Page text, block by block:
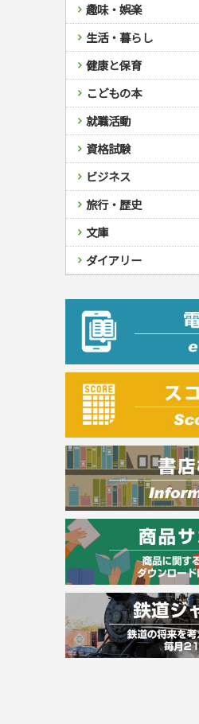
趣味・娯楽
スポーツ
スポーツルール
野球
ゴルフ
トレーニング
ジュニアスポーツ
その他スポーツ
自然・アウトドア・
アウトドア
犬・猫
ペット・飼育
園芸・野菜づくり
雑学
娯楽・ゲーム・占い
ナンプレ
囲碁・将棋・麻雀
ゲーム・マジック
家相・風水・占い
カルチャー・芸術・
鉄道・車・自転車
音楽・楽器
趣味・鑑賞・カメ
絵画・デッサン
俳句・詩・ことば
辞典・語学
辞典
語学・旅行会話
運転免許
原付・二輪
普通免許
その他免許
生活・暮らし
料理
料理・レシピ
おもてなし・ごち
各国料理
お弁当
健康メニュー・ダ
調理器具クッキン
お菓子・ケーキ・
飲み物・お酒
手芸・クラフト
編み物
ソーイング
クラフト
住まい・インテリア・
インテリア・ハウ
収納・掃除・暮らし
美容・ファッション
ダイエット・エク
メイク・ネイル・ヘ
着物・着つけ
冠婚葬祭・手紙・ペン
冠婚葬祭・スピー
手紙・ペン字
妊娠・出産・育児
妊娠・出産・育児
離乳食・幼児食・
健康と保育
家庭医学・健康
ツボ・マッサージ
家庭医学・病気
健康知識
栄養事典
生活習慣病
看護・介護
看護一般
介護一般
保育・教育
パネルシアター
指導マニュアル
こどもの本
児童一般
おりがみ・あやと
なぞなぞ・ゲーム
占い・心理ゲーム
のりもの・ずかん
読み物・絵本
音と光のでる絵本
学参・ドリル
夏休みドリル
総復習ドリル
学習・地図
自由研究・読書感想
えんぴつちょう
就職活動
就職活動
就職試験
公務員試験
資格試験
検定試験・資格試験
英語検定・TOEIC
漢字検定・数学検定
簿記検定
ケアマネジャー
介護・社会福祉士
司法書士・社労士
行政書士・宅建
FP
衛生管理・運行管
建築・土木
電気・危険物
調理師
スキル・キャリア
危険物取扱者
消防設備士
登録販売者
その他資格試験
ビジネス
経営・経済・法律
マネー・株・資産
簿記・経理・税金
その他ビジネス
自己啓発
ビジネス読み物
旅行・歴史
国内・海外旅行
国外旅行
国内旅行
散歩・グルメ
地理・歴史
地理・地図
歴史
文庫
文庫
成美文庫
ダイアリー
プラチナダイア